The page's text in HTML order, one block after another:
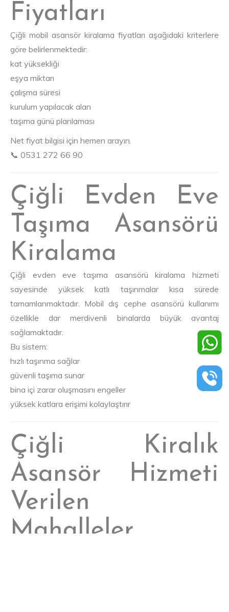
Fiyatları
Çiğli mobil asansör kiralama fiyatları aşağıdaki kriterlere
göre belirlenmektedir:
kat yüksekliği
eşya miktarı
çalışma süresi
kurulum yapılacak alan
taşıma günü planlaması
Net fiyat bilgisi için hemen arayın.
📞 0531 272 66 90
Çiğli Evden Eve
Taşıma Asansörü
Kiralama
Çiğli evden eve taşıma asansörü kiralama hizmeti
sayesinde yüksek katlı taşınmalar kısa sürede
tamamlanmaktadır. Mobil dış cephe asansörü kullanımı
özellikle dar merdivenli binalarda büyük avantaj
sağlamaktadır.
Bu sistem:
hızlı taşınma sağlar
güvenli taşıma sunar
bina içi zarar oluşmasını engeller
yüksek katlara erişimi kolaylaştırır
Çiğli Kiralık
Asansör Hizmeti
Verilen
Mahalleler